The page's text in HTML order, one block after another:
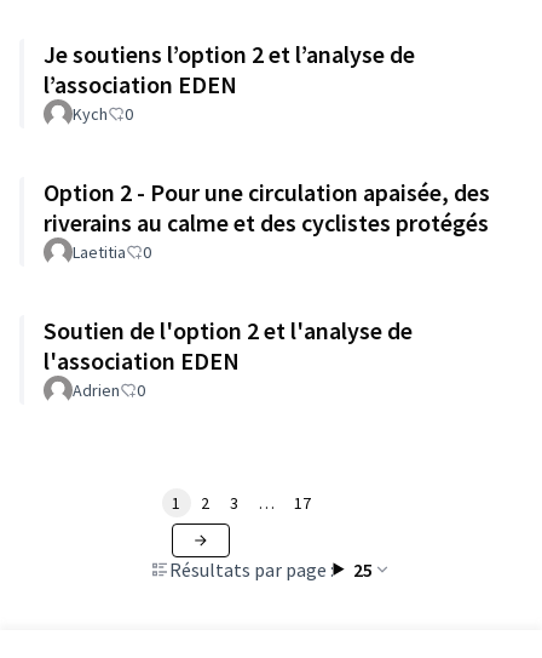
Je soutiens l’option 2 et l’analyse de
l’association EDEN
Kych 0
Option 2 - Pour une circulation apaisée, des
riverains au calme et des cyclistes protégés
Laetitia 0
Soutien de l'option 2 et l'analyse de
l'association EDEN
Adrien 0
Résultats par page : 25
1 2 3 … 17